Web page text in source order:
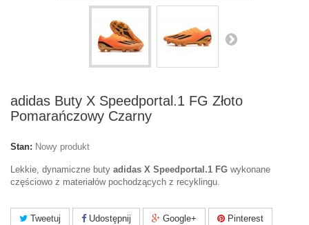
adidas Buty X Speedportal.1 FG Złoto
Pomarańczowy Czarny
Stan: Nowy produkt
Lekkie, dynamiczne buty adidas X Speedportal.1 FG wykonane
częściowo z materiałów pochodzących z recyklingu.
Tweetuj Udostępnij Google+ Pinterest